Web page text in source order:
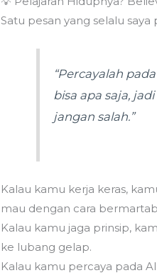
Satu pesan yang selalu saya
“Percayalah
bisa apa saja,
jangan salah.”
Kalau kamu kerja keras,
mau dengan cara
Kalau kamu jaga prinsip,
ke lubang gelap.
Kalau kamu percaya pada